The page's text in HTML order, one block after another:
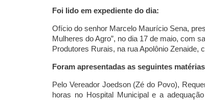
Foi lido em expediente do dia:
Ofício do senhor Marcelo Maurício Sena,
Mulheres do Agro”, no dia 17 de maio, com
Produtores Rurais, na rua Apolônio Zenaide,
Foram apresentadas as seguintes
Pelo Vereador Joedson (Zé do Povo),
horas no Hospital Municipal e a